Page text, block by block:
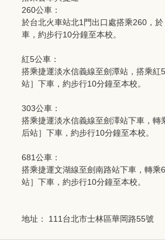
260公車：
於台北火車站北1門出口處搭乘260，
車，約步行10分鐘至本校。
紅5公車：
搭乘捷運淡水信義線至劍潭站，搭乘紅
站］下車，約步行10分鐘至本校。
303公車：
搭乘捷運淡水信義線至劍澤站下車，轉
后站］下車，約步行10分鐘至本校。
681公車：
搭乘捷運文湖線至劍南路站下車，轉乘
站］下車，約步行10分鐘至本校。
地址： 111台北市士林區華岡路55號